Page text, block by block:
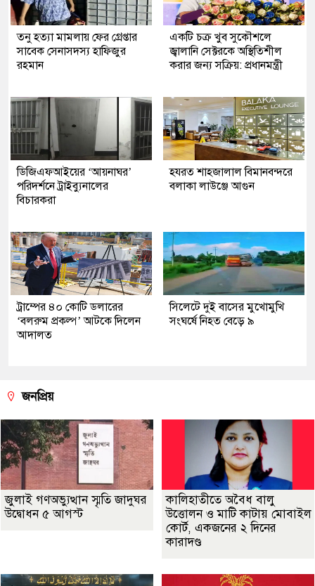
তনু হত্যা মামলায় ফের গ্রেপ্তার
সাবেক সেনাসদস্য হাফিজুর
রহমান
একটি চক্র খুব সুকৌশলে
জ্বালানি সেক্টরকে অস্থিতিশীল
করার জন্য সক্রিয়: প্রধানমন্ত্রী
ডিজিএফআইয়ের ‘আয়নাঘর’
পরিদর্শনে ট্রাইব্যুনালের
বিচারকরা
হযরত শাহজালাল বিমানবন্দরে
বলাকা লাউঞ্জে আগুন
ট্রাম্পের ৪০ কোটি ডলারের
‘বলরুম প্রকল্প’ আটকে দিলেন
আদালত
সিলেটে দুই বাসের মুখোমুখি
সংঘর্ষে নিহত বেড়ে ৯
জনপ্রিয়
জুলাই গণঅভ্যুত্থান স্মৃতি জাদুঘর
উদ্বোধন ৫ আগস্ট
কালিহাতীতে অবৈধ বালু
উত্তোলন ও মাটি কাটায় মোবাইল
কোর্ট, একজনের ২ দিনের
কারাদণ্ড